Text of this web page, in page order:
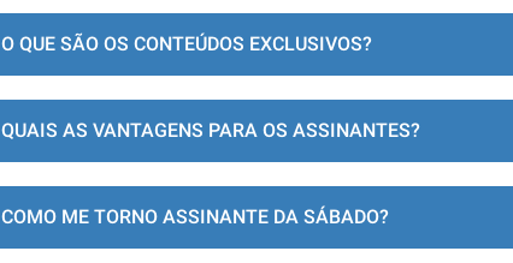
O QUE SÃO OS CONTEÚDOS EXCLUSIVOS?
QUAIS AS VANTAGENS PARA OS ASSINANTES?
COMO ME TORNO ASSINANTE DA SÁBADO?